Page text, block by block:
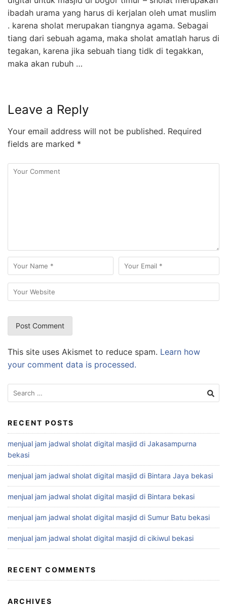
ibadah urama yang harus di kerjalan oleh umat muslim
. karena sholat merupakan tiangnya agama. Sebagai
tiang dari sebuah agama, maka sholat amatlah harus di
tegakan, karena jika sebuah tiang tidk di tegakkan,
maka akan rubuh …
Leave a Reply
Your email address will not be published. Required
fields are marked *
This site uses Akismet to reduce spam. Learn how
your comment data is processed.
Search
for:
RECENT POSTS
menjual jam jadwal sholat digital masjid di Jakasampurna
bekasi
menjual jam jadwal sholat digital masjid di Bintara Jaya bekasi
menjual jam jadwal sholat digital masjid di Bintara bekasi
menjual jam jadwal sholat digital masjid di Sumur Batu bekasi
menjual jam jadwal sholat digital masjid di cikiwul bekasi
RECENT COMMENTS
ARCHIVES